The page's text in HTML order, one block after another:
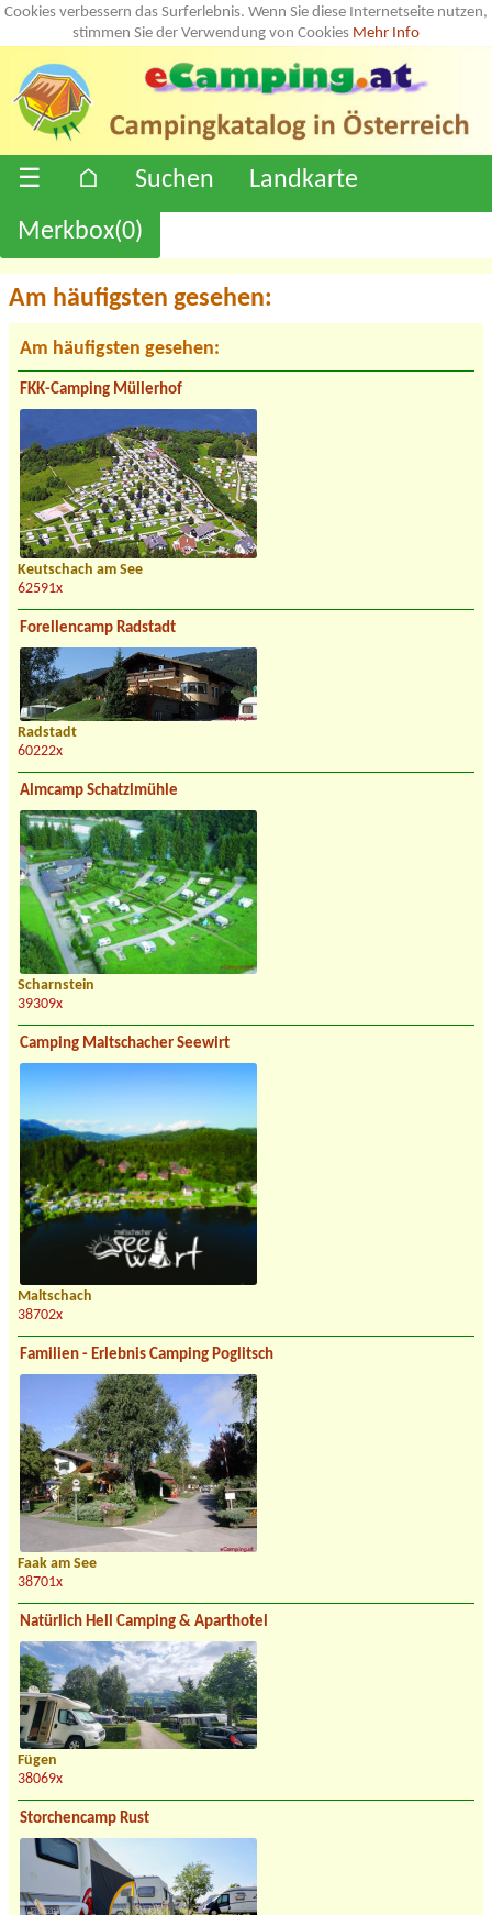
Cookies verbessern das Surferlebnis. Wenn Sie diese Internetseite nutzen,
stimmen Sie der Verwendung von Cookies Mehr Info
☰ ⌂ Suchen
Landkarte
Merkbox(0)
Am häufigsten gesehen:
Am häufigsten gesehen:
FKK-Camping Müllerhof
Keutschach am See
62591x
Forellencamp Radstadt
Radstadt
60222x
Almcamp Schatzlmühle
Scharnstein
39309x
Camping Maltschacher Seewirt
Maltschach
38702x
Familien - Erlebnis Camping Poglitsch
Faak am See
38701x
Natürlich Hell Camping & Aparthotel
Fügen
38069x
Storchencamp Rust